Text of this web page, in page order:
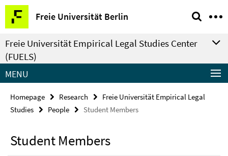
Springe
direkt
zu
Inhalt
Freie Universität Berlin
Service
Navigation
Freie Universität Empirical Legal Studies Center
(FUELS)
MENU
Homepage Research
Freie Universität Empirical Legal
Studies
People Student Members
Student Members